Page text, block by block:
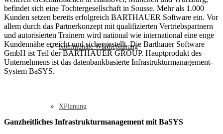
Kommunale Wärmeplanung
XPlanung
befindet sich eine Tochtergesellschaft in Sousse. Mehr als 1.000
Kunden setzen bereits erfolgreich BARTHAUER Software ein. Vor
allem durch das Partnerkonzept mit qualifizierten Vertriebspartnern
und autorisierten Trainern wird national wie international eine enge
Kundennähe erreicht und sichergestellt. Die Barthauer Software
GmbH ist Teil der BARTHAUER GROUP. Hauptprodukt des
Unternehmens ist das datenbankbasierte Infrastrukturmanagement-
System BaSYS.
Ganzheitliches Infrastrukturmanagement mit BaSYS